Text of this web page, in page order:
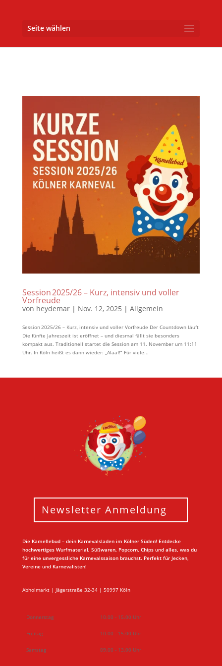
Seite wählen
Session 2025/26 – Kurz, intensiv und voller
Vorfreude
von heydemar| Nov. 12, 2025 | Allgemein
Session 2025/26 – Kurz, intensiv und voller Vorfreude Der Countdown läuft
Die fünfte Jahreszeit ist eröffnet – und diesmal fällt sie besonders
kompakt aus. Traditionell startet die Session am 11. November um 11:11
Uhr. In Köln heißt es dann wieder: „Alaaf!“ Für viele...
Newsletter Anmeldung
Die Kamellebud – dein Karnevalsladen im Kölner Süden! Entdecke
hochwertiges Wurfmaterial, Süßwaren, Popcorn, Chips und alles, was du
für eine unvergessliche Karnevalssaison brauchst. Perfekt für Jecken,
Vereine und Karnevalisten!
Abholmarkt | Jägerstraße 32-34 | 50997 Köln
Donnerstag 10.00 - 15.00 Uhr
Freitag 10.00 - 15.00 Uhr
Samstag 09.00 - 13.00 Uhr